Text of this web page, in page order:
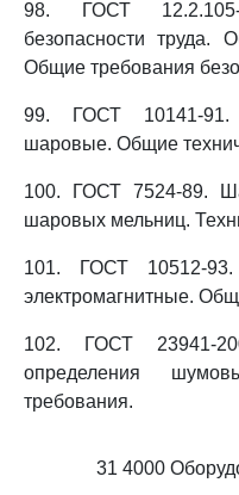
98. ГОСТ 12.2.105-
безопасности труда.
Общие требования
99. ГОСТ 10141-
шаровые. Общие
100. ГОСТ 7524-89.
шаровых мельниц.
101. ГОСТ 10512-
электромагнитные.
102. ГОСТ 23941-
определения
требования.
31 4000